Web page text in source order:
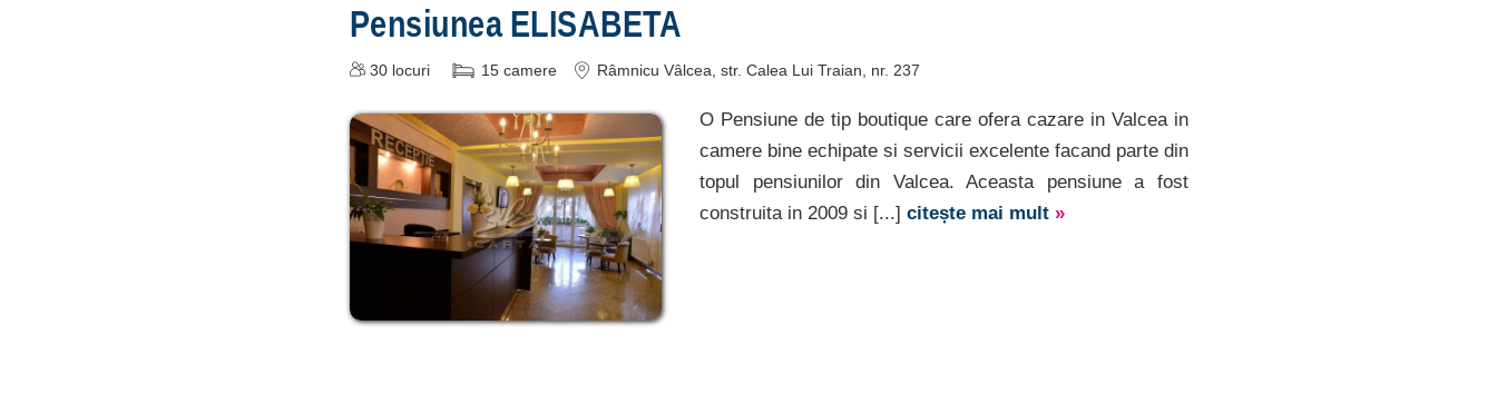
Pensiunea ELISABETA
30 locuri 15 camere Râmnicu Vâlcea , str. Calea Lui Traian, nr. 237
O Pensiune de tip boutique care ofera cazare in Valcea in
camere bine echipate si servicii excelente facand parte din
topul pensiunilor din Valcea. Aceasta pensiune a fost
construita in 2009 si [...] citește mai mult »